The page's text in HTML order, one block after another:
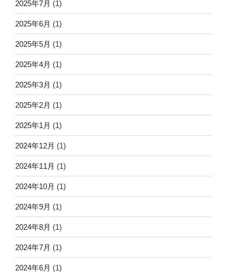
2025年7月 (1)
2025年6月 (1)
2025年5月 (1)
2025年4月 (1)
2025年3月 (1)
2025年2月 (1)
2025年1月 (1)
2024年12月 (1)
2024年11月 (1)
2024年10月 (1)
2024年9月 (1)
2024年8月 (1)
2024年7月 (1)
2024年6月 (1)